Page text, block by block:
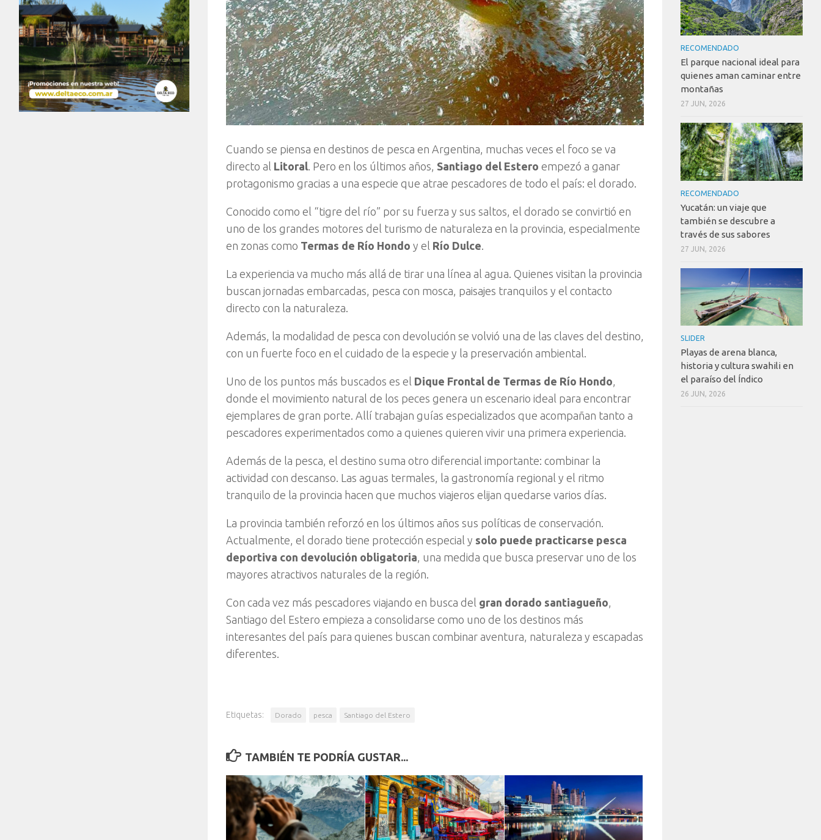
Cuando se piensa en destinos de pesca en Argentina, muchas veces el foco se va
directo al Litoral . Pero en los últimos años, Santiago del Estero empezó a ganar
protagonismo gracias a una especie que atrae pescadores de todo el país: el dorado.
Conocido como el “tigre del río” por su fuerza y sus saltos, el dorado se convirtió en
uno de los grandes motores del turismo de naturaleza en la provincia, especialmente
en zonas como Termas de Río Hondo y el Río Dulce
La experiencia va mucho más allá de tirar una línea al agua. Quienes visitan la provincia
buscan jornadas embarcadas, pesca con mosca, paisajes tranquilos y el contacto
directo con la naturaleza.
Además, la modalidad de pesca con devolución se volvió una de las claves del destino,
con un fuerte foco en el cuidado de la especie y la preservación ambiental.
Uno de los puntos más buscados es el Dique Frontal de Termas de Río Hondo
donde el movimiento natural de los peces genera un escenario ideal para encontrar
ejemplares de gran porte. Allí trabajan guías especializados que acompañan tanto a
pescadores experimentados como a quienes quieren vivir una primera experiencia.
Además de la pesca, el destino suma otro diferencial importante: combinar la
actividad con descanso. Las aguas termales, la gastronomía regional y el ritmo
tranquilo de la provincia hacen que muchos viajeros elijan quedarse varios días.
La provincia también reforzó en los últimos años sus políticas de conservación.
Actualmente, el dorado tiene protección especial y solo puede practicarse pesca
deportiva con devolución obligatoria , una medida que busca preservar uno de los
mayores atractivos naturales de la región.
Con cada vez más pescadores viajando en busca del gran dorado santiagueño
Santiago del Estero empieza a consolidarse como uno de los destinos más
interesantes del país para quienes buscan combinar aventura, naturaleza y escapadas
diferentes.
Etiquetas: Dorado pesca Santiago del Estero
TAMBIÉN TE PODRÍA GUSTAR...
RECOMENDADO
El parque nacional ideal para
quienes aman caminar entre
montañas
27 JUN, 2026
RECOMENDADO
Yucatán: un viaje que
también se descubre a
través de sus sabores
27 JUN, 2026
SLIDER
Playas de arena blanca,
historia y cultura swahili en
el paraíso del Índico
26 JUN, 2026